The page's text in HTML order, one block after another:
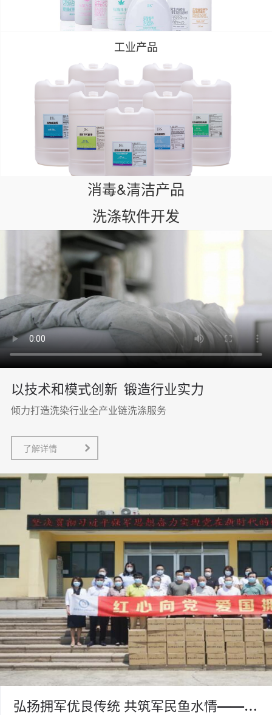
工业产品
消毒&清洁产品
洗涤软件开发
以技术和模式创新 锻造行业实力
倾力打造洗染行业全产业链洗涤服务
了解详情
弘扬拥军优良传统 共筑军民鱼水情——洗衣先生&洁神八一拥军慰问